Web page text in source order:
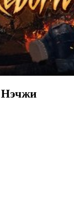
Нэчжи